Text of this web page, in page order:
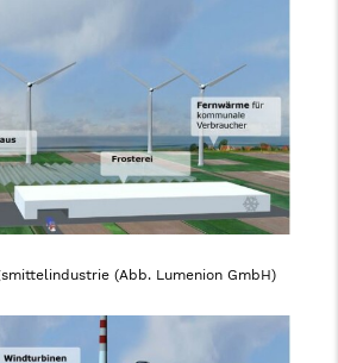
(Abb. Lumenion GmbH)